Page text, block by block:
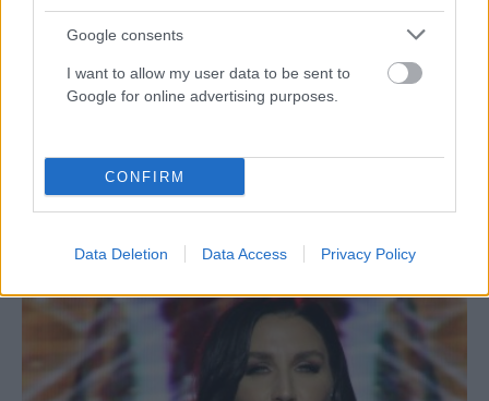
Google consents
I want to allow my user data to be sent to
Google for online advertising purposes.
CONFIRM
Data Deletion Data Access Privacy Policy
ΑΝΑΡΤΗΘΗΚΕ ΑΠΟ ΣΤΈΛΛΑ ΛΊΤΑΙΝΑ 7 ΑΥΓΟΎΣΤΟΥ 2026